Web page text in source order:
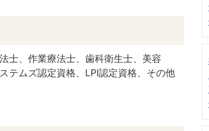
士、作業療法士、歯科衛生士、美容
テムズ認定資格、LPI認定資格、その他